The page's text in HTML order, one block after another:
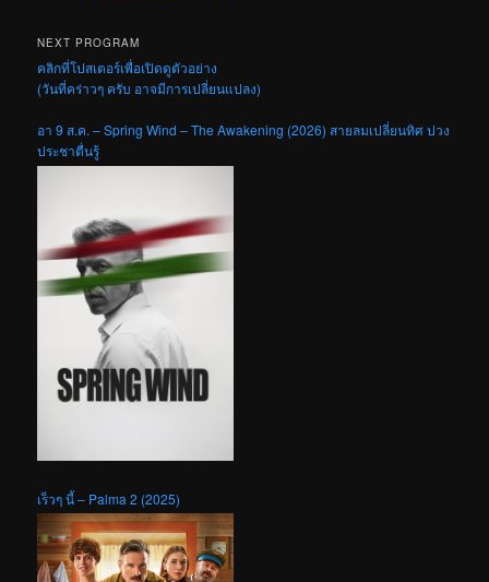
NEXT PROGRAM
คลิกที่โปสเตอร์เพื่อเปิดดูตัวอย่าง
(วันที่คร่าวๆ ครับ อาจมีการเปลี่ยนแปลง)
อา 9 ส.ค. – Spring Wind – The Awakening (2026) สายลมเปลี่ยนทิศ ปวง
ประชาตื่นรู้
เร็วๆ นี้ – Palma 2 (2025)